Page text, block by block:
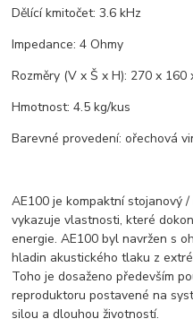
Dělící kmitočet: 3.6 kHz
Impedance: 4 Ohmy
Rozměry (V x Š x H): 270 x 160
Hmotnost: 4.5 kg/kus
Barevné provedení: ořechová
AE100 je kompaktní stojanový
vykazuje vlastnosti, které
energie. AE100 byl navržen s
hladin akustického tlaku z
Toho je dosaženo především
reproduktoru postavené na
silou a dlouhou životností.